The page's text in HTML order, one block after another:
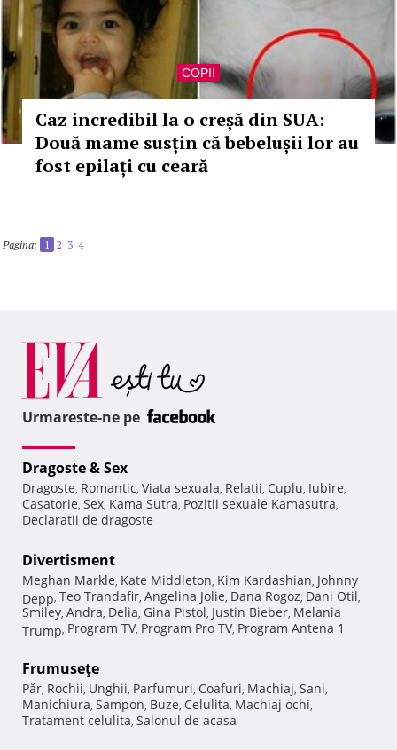
COPII
Caz incredibil la o creșă din SUA:
Două mame susțin că bebelușii lor au
fost epilați cu ceară
Pagina: 1 2 3 4
Urmareste-ne pe
Dragoste & Sex
Dragoste, Romantic, Viata sexuala, Relatii, Cuplu, Iubire,
Casatorie, Sex, Kama Sutra, Pozitii sexuale Kamasutra,
Declaratii de dragoste
Divertisment
Meghan Markle, Kate Middleton, Kim Kardashian, Johnny
Depp, Teo Trandafir, Angelina Jolie, Dana Rogoz, Dani Otil,
Smiley, Andra, Delia, Gina Pistol, Justin Bieber, Melania
Trump, Program TV, Program Pro TV, Program Antena 1
Frumuseţe
Păr, Rochii, Unghii, Parfumuri, Coafuri, Machiaj, Sani,
Manichiura, Sampon, Buze, Celulita, Machiaj ochi,
Tratament celulita, Salonul de acasa